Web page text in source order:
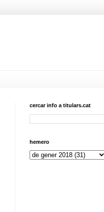
cercar info a titulars.cat
hemero